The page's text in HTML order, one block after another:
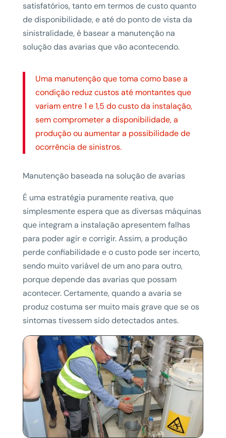
satisfatórios, tanto em termos de custo quanto
de disponibilidade, e até do ponto de vista da
sinistralidade, é basear a manutenção na
solução das avarias que vão acontecendo.
Uma manutenção que toma como base a
condição reduz custos até montantes que
variam entre 1 e 1,5 do custo da instalação,
sem comprometer a disponibilidade, a
produção ou aumentar a possibilidade de
ocorrência de sinistros.
Manutenção baseada na solução de avarias
É uma estratégia puramente reativa, que
simplesmente espera que as diversas máquinas
que integram a instalação apresentem falhas
para poder agir e corrigir. Assim, a produção
perde confiabilidade e o custo pode ser incerto,
sendo muito variável de um ano para outro,
porque depende das avarias que possam
acontecer. Certamente, quando a avaria se
produz costuma ser muito mais grave que se os
sintomas tivessem sido detectados antes.